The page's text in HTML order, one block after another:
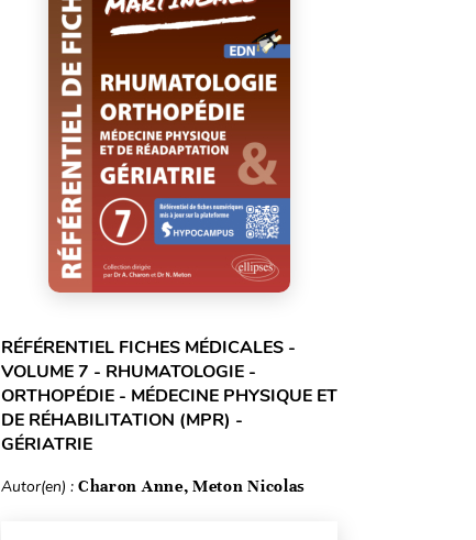
RÉFÉRENTIEL FICHES MÉDICALES -
VOLUME 7 - RHUMATOLOGIE -
ORTHOPÉDIE - MÉDECINE PHYSIQUE ET
DE RÉHABILITATION (MPR) -
GÉRIATRIE
Autor(en) : Charon Anne, Meton Nicolas